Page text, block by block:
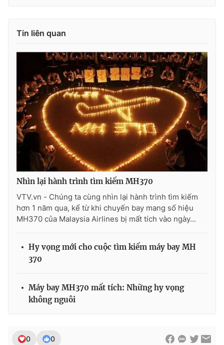
Liên hệ quảng cáo:
® Cấm sao chép dưới mọi hình thức nếu không có sự chấp
thuận bằng văn bản. Ghi rõ nguồn VTV.vn khi phát hành lại
thông tin từ website này.
Tin liên quan
Nhìn lại hành trình tìm kiếm MH370
VTV.vn - Chúng ta cùng nhìn lại hành trình tìm kiếm
hơn 1 năm qua, kể từ khi chuyến bay mang số hiệu
MH370 của Malaysia Airlines bị mất tích vào ngày...
Hy vọng mới cho cuộc tìm kiếm máy bay MH
370
Máy bay MH370 mất tích: Những hy vọng
không nguôi
0 0